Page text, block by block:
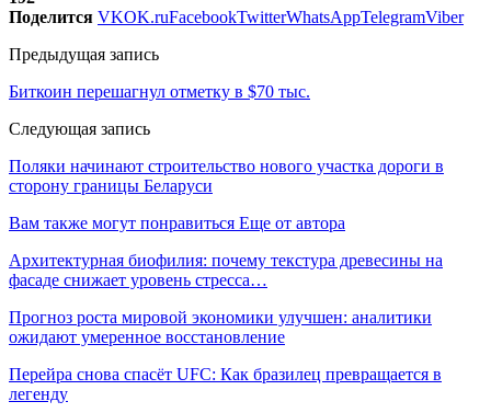
Поделится VKOK.ruFacebookTwitterWhatsAppTelegramViber
Предыдущая запись
Биткоин перешагнул отметку в $70 тыс.
Следующая запись
Поляки начинают строительство нового участка дороги в
сторону границы Беларуси
Вам также могут понравиться Еще от автора
Архитектурная биофилия: почему текстура древесины на
фасаде снижает уровень стресса…
Прогноз роста мировой экономики улучшен: аналитики
ожидают умеренное восстановление
Перейра снова спасёт UFC: Как бразилец превращается в
легенду